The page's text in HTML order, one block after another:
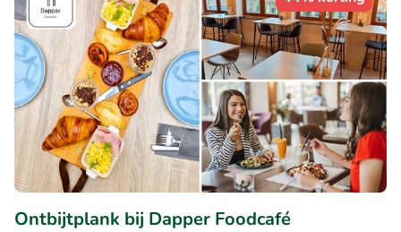
Ontbijtplank bij Dapper Foodcafé